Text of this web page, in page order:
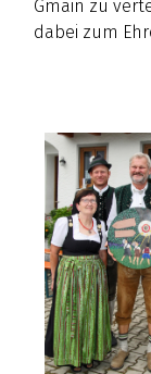
Gmain zu
dabei zum